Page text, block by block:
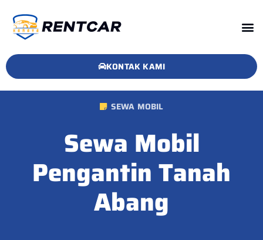
KONTAK KAMI
SEWA MOBIL
Sewa Mobil
Pengantin Tanah
Abang